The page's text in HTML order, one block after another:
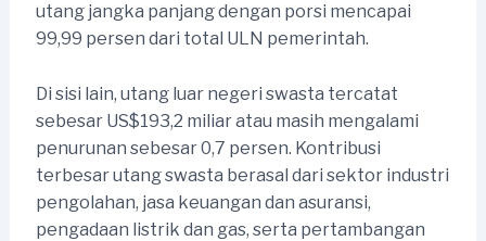
utang jangka panjang dengan porsi mencapai
99,99 persen dari total ULN pemerintah.
Di sisi lain, utang luar negeri swasta tercatat
sebesar US$193,2 miliar atau masih mengalami
penurunan sebesar 0,7 persen. Kontribusi
terbesar utang swasta berasal dari sektor industri
pengolahan, jasa keuangan dan asuransi,
pengadaan listrik dan gas, serta pertambangan